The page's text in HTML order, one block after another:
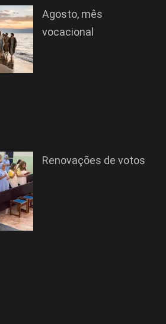
Agosto, mês
vocacional
Renovações de votos